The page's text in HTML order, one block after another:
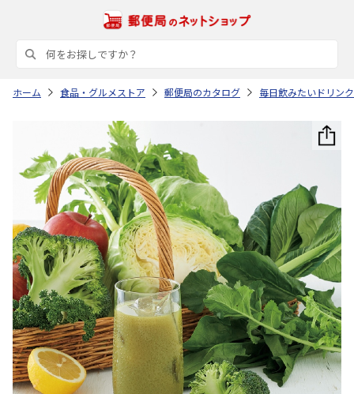
ホーム 食品・グルメストア 郵便局のカタログ 毎日飲みたいドリン